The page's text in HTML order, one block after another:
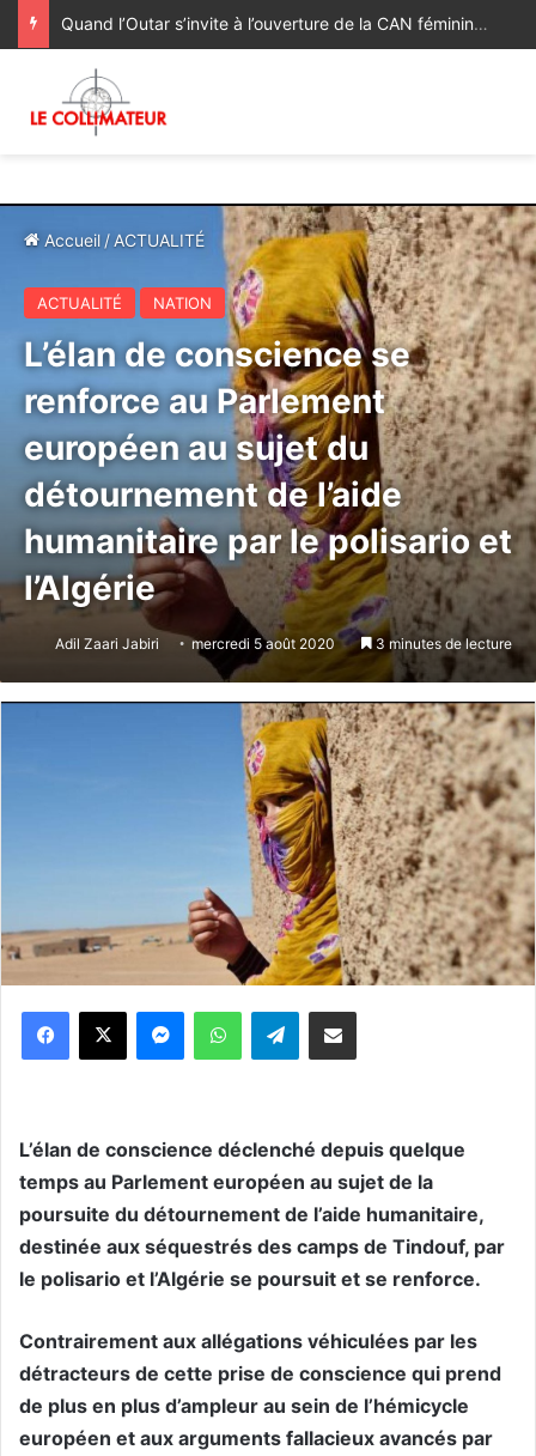
Quand l’Outar s’invite à l’ouverture de la CAN féminine Maroc 2026
Accueil / ACTUALITÉ
ACTUALITÉ NATION
L’élan de conscience se
renforce au Parlement
européen au sujet du
détournement de l’aide
humanitaire par le polisario et
l’Algérie
Adil Zaari Jabiri mercredi 5 août 2020 3 minutes de lecture
WhatsApp Telegram
L’élan de conscience déclenché depuis quelque
temps au Parlement européen au sujet de la
poursuite du détournement de l’aide humanitaire,
destinée aux séquestrés des camps de Tindouf, par
le polisario et l’Algérie se poursuit et se renforce.
Contrairement aux allégations véhiculées par les
détracteurs de cette prise de conscience qui prend
de plus en plus d’ampleur au sein de l’hémicycle
européen et aux arguments fallacieux avancés par